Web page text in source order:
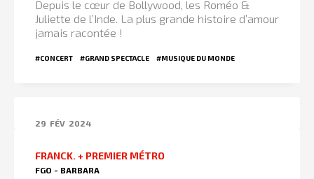
Depuis le cœur de Bollywood, les Roméo &
Juliette de l’Inde. La plus grande histoire d’amour
jamais racontée !
#CONCERT #GRAND SPECTACLE #MUSIQUE DU MONDE
29 FÉV 2024
FRANCK. + PREMIER MÉTRO
FGO - BARBARA